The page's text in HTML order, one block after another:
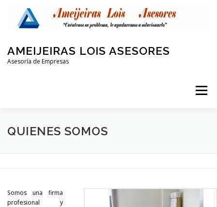
contenido
AMEIJEIRAS LOIS ASESORES
Asesoría de Empresas
Menú
QUIENES SOMOS LABORAL Y SEGURIDAD SOCIAL
OTRAS AREAS CONTACTO
QUIENES SOMOS
Somos una firma
profesional y